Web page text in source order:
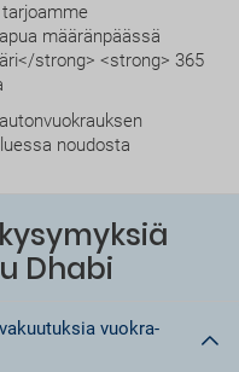
määränpäässä
strong> <strong> 365
noudosta
Dhabi
vuokra-